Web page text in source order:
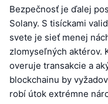
Bezpečnosť je ďalej
Solany. S tisíckami
svete je sieť menej
zlomyseľných aktérov.
overuje transakcie a
blockchainu by
robí útok extrémne